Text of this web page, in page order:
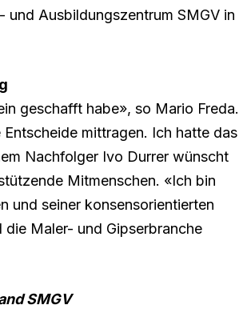
und Ausbildungszentrum SMGV in
geschafft habe», so Mario Freda.
mittragen. Ich hatte das
Nachfolger Ivo Durrer wünscht
Mitmenschen. «Ich bin
und seiner konsensorientierten
Maler- und Gipserbranche
SMGV